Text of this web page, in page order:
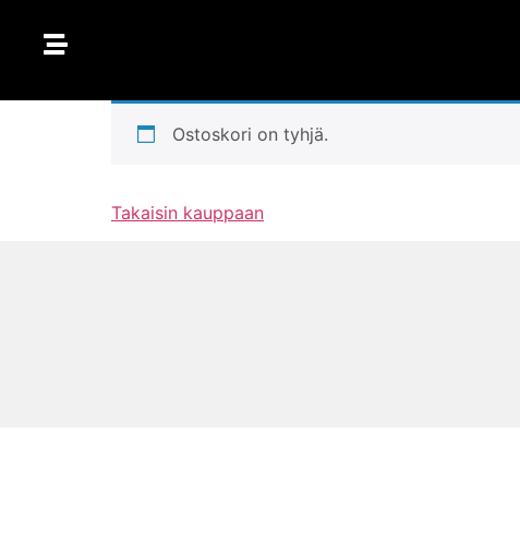
ETUSIVU
HINNASTO
Ostoskori on tyhjä.
Takaisin kauppaan